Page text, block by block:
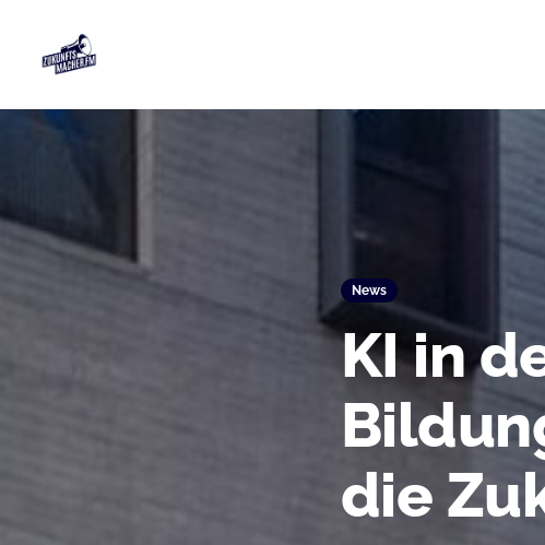
News
KI in
die